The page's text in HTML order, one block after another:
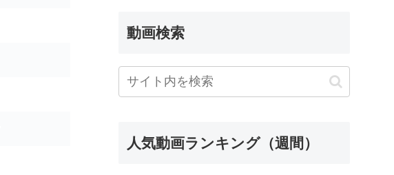
動画検索
人気動画ランキング（週間）